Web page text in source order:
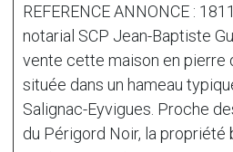
REFERENCE ANNONCE :
notarial SCP Jean-Baptiste
vente cette maison en pierre
située dans un hameau
Salignac-Eyvigues. Proche
du Périgord Noir, la propriété